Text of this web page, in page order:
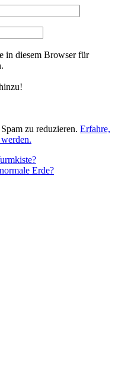
in diesem Browser für
zu reduzieren. Erfahre,
Erde?